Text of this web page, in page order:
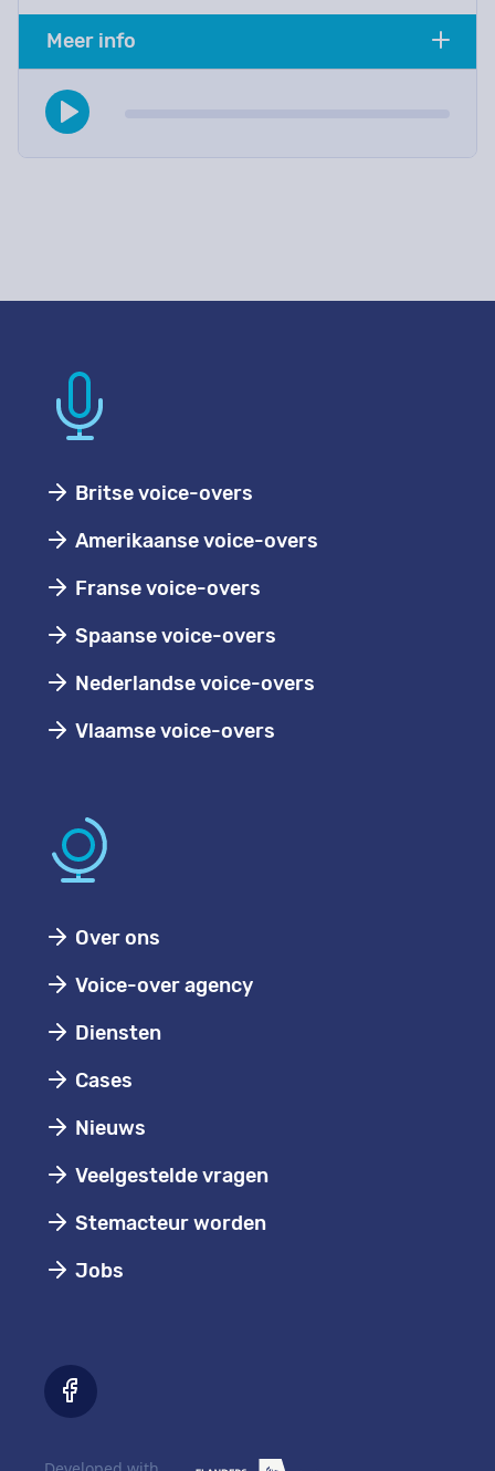
Meer info
Britse voice-overs
Amerikaanse voice-overs
Franse voice-overs
Spaanse voice-overs
Nederlandse voice-overs
Vlaamse voice-overs
Over ons
Voice-over agency
Diensten
Cases
Nieuws
Veelgestelde vragen
Stemacteur worden
Jobs